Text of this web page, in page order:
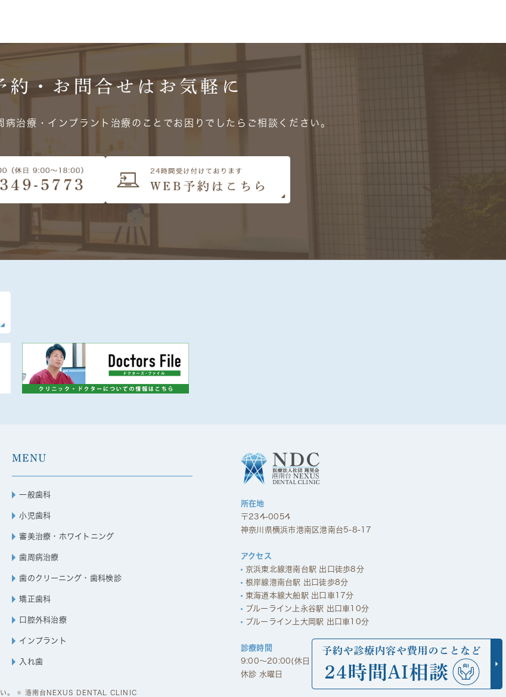
約・お問合せは お気軽に
病治療・インプラント治療のことでお困りでしたらご相談ください。
MENU
一般歯科
小児歯科
審美治療・ホワイトニング
歯周病治療
歯のクリーニング・歯科検診
矯正歯科
口腔外科治療
インプラント
入れ歯
所在地
〒234-0054
神奈川県横浜市港南区港南台5-8-17
アクセス
京浜東北線港南台駅 出口徒歩8分
根岸線港南台駅 出口徒歩8分
東海道本線大船駅 出口車17分
ブルーライン上永谷駅 出口車10分
ブルーライン上大岡駅 出口車10分
診療時間
9:00～20:00(休日 9:00～18:00)
休診 水曜日
い。 © 港南台NEXUS DENTAL CLINIC